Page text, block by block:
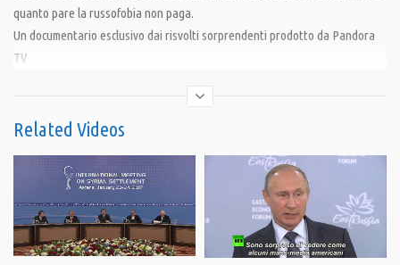
quanto pare la russofobia non paga.
Un documentario esclusivo dai risvolti sorprendenti prodotto da Pandora
TV
Category:Documentari,PrimoPiano,Speciali
Tags: Baltico Estonia Giulietto Chiesa Lettonia Lituania, Nato Pandora TV PandoraTV
Putin,Russia,USA
Related Videos